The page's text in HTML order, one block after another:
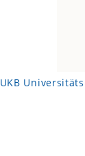
UKB